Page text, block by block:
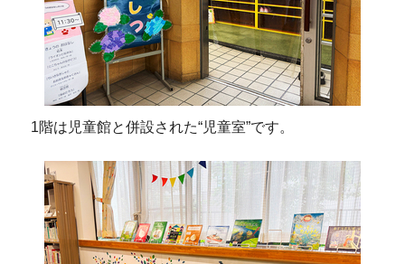
1階は児童館と併設された“児童室”です。